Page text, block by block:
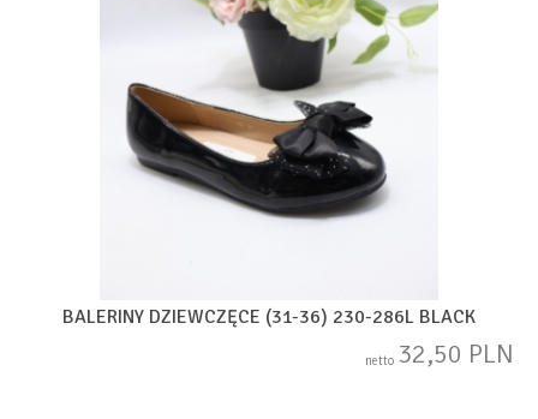
BALERINY DZIEWCZĘCE (31-36) 230-286L BLACK
netto 32,50 PLN